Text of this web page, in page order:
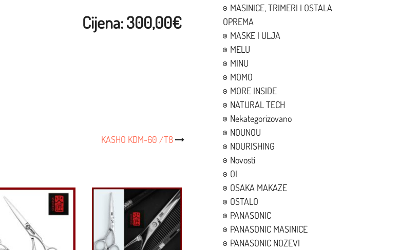
Cijena: 300,00€
KASHO KDM-60 /T8
MASINICE, TRIMERI I OSTALA
OPREMA
MASKE I ULJA
MELU
MINU
MOMO
MORE INSIDE
NATURAL TECH
Nekategorizovano
NOUNOU
NOURISHING
Novosti
OI
OSAKA MAKAZE
OSTALO
PANASONIC
PANASONIC MASINICE
PANASONIC NOZEVI